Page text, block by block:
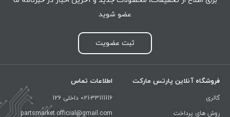
عضو شوید
ثبت عضویت
فروشگاه آنلاین پارتس مارکت
گالری
روش های پرداخت
اطلاعات تماس
021-33111116 داخلی 126
partsmarket.official@gmail.com